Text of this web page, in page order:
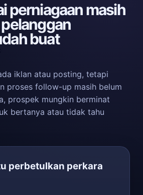
perniagaan masih
buat
iklan atau posting, tetapi
proses follow-up masih belum
prospek mungkin berminat
bertanya atau tidak tahu
perbetulkan perkara